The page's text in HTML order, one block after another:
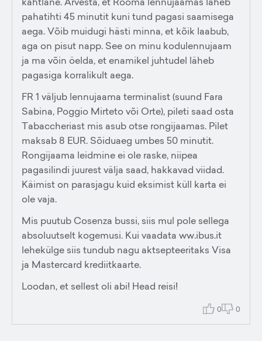
pahatihti 45 minutit kuni tund pagasi saamisega
aega. Võib muidugi hästi minna, et kõik laabub,
aga on pisut napp. See on minu kodulennujaam
ja ma võin öelda, et enamikel juhtudel läheb
pagasiga korralikult aega.
FR 1 väljub lennujaama terminalist (suund Fara
Sabina, Poggio Mirteto või Orte), pileti saad osta
Tabaccheriast mis asub otse rongijaamas. Pilet
maksab 8 EUR. Sõiduaeg umbes 50 minutit.
Rongijaama leidmine ei ole raske, niipea
pagasilindi juurest välja saad, hakkavad viidad.
Käimist on parasjagu kuid eksimist küll karta ei
ole vaja.
Mis puutub Cosenza bussi, siis mul pole sellega
absoluutselt kogemusi. Kui vaadata ww.ibus.it
lehekülge siis tundub nagu aktsepteeritaks Visa
ja Mastercard krediitkaarte.
Loodan, et sellest oli abi! Head reisi!
0 0